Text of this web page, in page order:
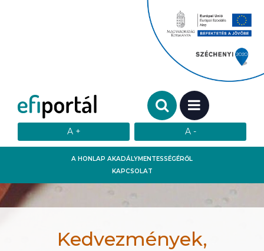
A HONLAP AKADÁLYMENTESSÉGÉRŐL
KAPCSOLAT
Keresendő szó:
MENÜ
Kedvezmények,